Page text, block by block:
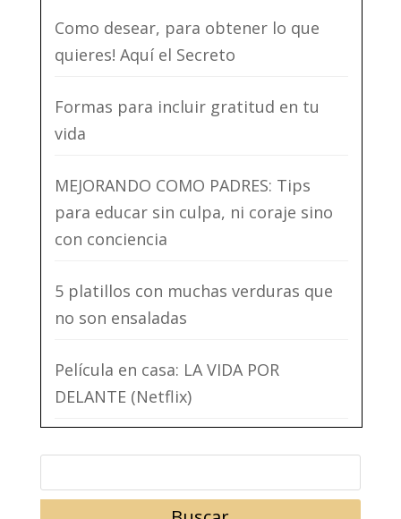
Como desear, para obtener lo que
quieres! Aquí el Secreto
Formas para incluir gratitud en tu
vida
MEJORANDO COMO PADRES: Tips
para educar sin culpa, ni coraje sino
con conciencia
5 platillos con muchas verduras que
no son ensaladas
Película en casa: LA VIDA POR
DELANTE (Netflix)